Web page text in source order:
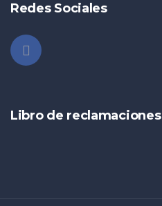
Redes Sociales
Libro de reclamaciones